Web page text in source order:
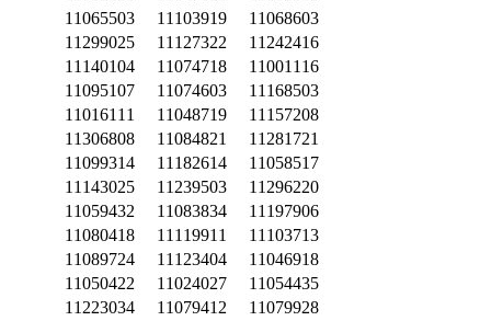
11065503
11103919
11068603
11299025
11127322
11242416
11140104
11074718
11001116
11095107
11074603
11168503
11016111
11048719
11157208
11306808
11084821
11281721
11099314
11182614
11058517
11143025
11239503
11296220
11059432
11083834
11197906
11080418
11119911
11103713
11089724
11123404
11046918
11050422
11024027
11054435
11223034
11079412
11079928